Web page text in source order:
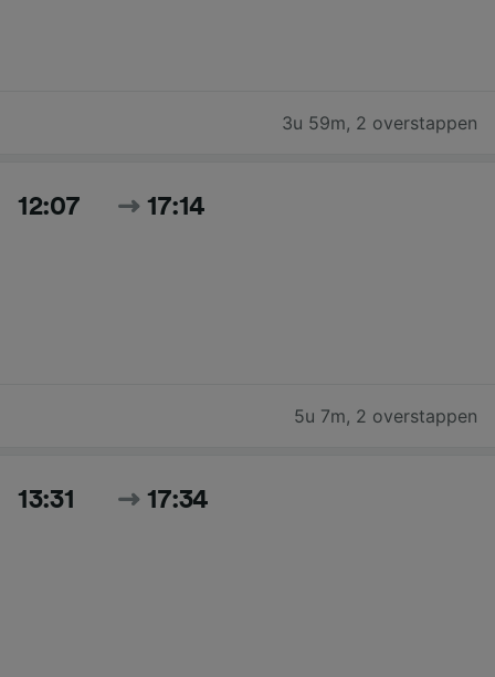
3u 59m, 2 overstappen
12:07 17:14
5u 7m, 2 overstappen
13:31 17:34